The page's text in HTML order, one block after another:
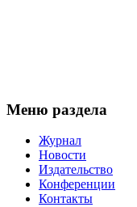
Меню раздела
Журнал
Новости
Издательство
Конференции
Контакты